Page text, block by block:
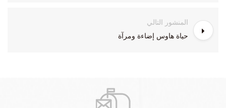
المنشور التالي
حياة هاوس إضاءة ومرآة